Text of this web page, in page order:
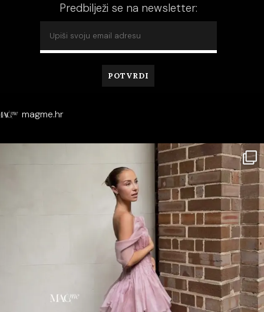
Predbilježi se na newsletter:
magme.hr